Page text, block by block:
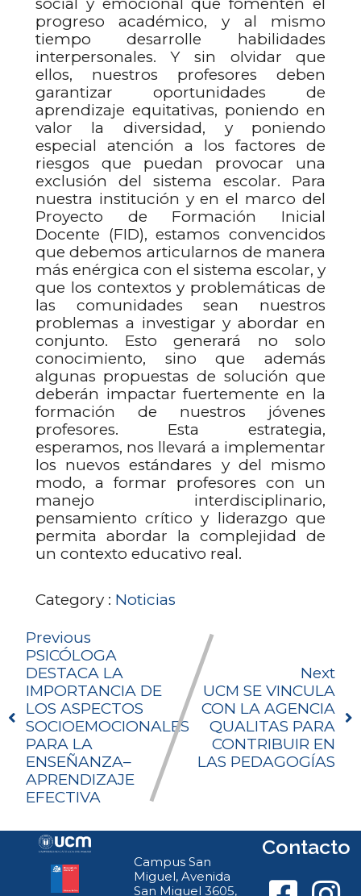
progreso académico, y al mismo
tiempo desarrolle habilidades
interpersonales. Y sin olvidar que
ellos, nuestros profesores deben
garantizar oportunidades de
aprendizaje equitativas, poniendo en
valor la diversidad, y poniendo
especial atención a los factores de
riesgos que puedan provocar una
exclusión del sistema escolar. Para
nuestra institución y en el marco del
Proyecto de Formación Inicial
Docente (FID), estamos convencidos
que debemos articularnos de manera
más enérgica con el sistema escolar, y
que los contextos y problemáticas de
las comunidades sean nuestros
problemas a investigar y abordar en
conjunto. Esto generará no solo
conocimiento, sino que además
algunas propuestas de solución que
deberán impactar fuertemente en la
formación de nuestros jóvenes
profesores. Esta estrategia,
esperamos, nos llevará a implementar
los nuevos estándares y del mismo
modo, a formar profesores con un
manejo interdisciplinario,
pensamiento crítico y liderazgo que
permita abordar la complejidad de
un contexto educativo real.
Category : Noticias
Previous
PSICÓLOGA
DESTACA LA
IMPORTANCIA DE
LOS ASPECTOS
SOCIOEMOCIONALES
PARA LA
ENSEÑANZA–
APRENDIZAJE
EFECTIVA
Next
UCM SE VINCULA
CON LA AGENCIA
QUALITAS PARA
CONTRIBUIR EN
LAS PEDAGOGÍAS
Campus San
Miguel, Avenida
San Miguel 3605,
Contacto